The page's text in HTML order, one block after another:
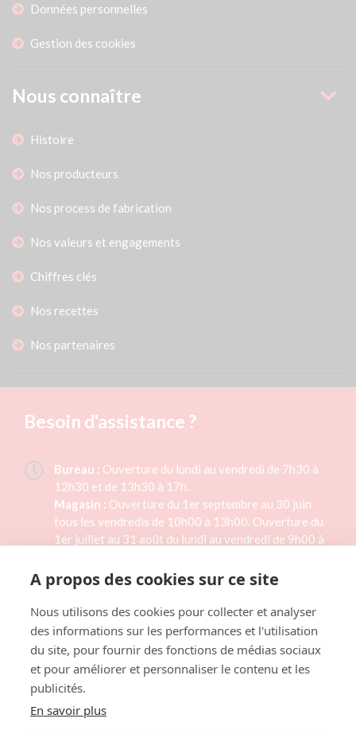
Données personnelles
Gestion des cookies
Nous connaître
Histoire
Nos producteurs
Nos process de fabrication
Nos valeurs et engagements
Chiffres clés
Nos recettes
Nos partenaires
Besoin d'assistance ?
Bureau : Ouverture du lundi au vendredi de 7h30 à
12h30 et de 13h30 à 17h.
Magasin : Ouverture du 1er septembre au 30 juin
tous les vendredis de 10h00 à 13h00. Ouverture du
1er juillet au 31 août du lundi au vendredi de 9h00 à
Formulaire de contact
LAITERIE TH. RÉAUX
1 rue des Planquettes,
A propos des cookies sur ce site
Nous utilisons des cookies pour collecter et analyser
des informations sur les performances et l'utilisation
du site, pour fournir des fonctions de médias sociaux
et pour améliorer et personnaliser le contenu et les
publicités.
En savoir plus